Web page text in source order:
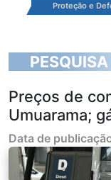
Proteção e
Preços de
Umuarama;
Data de